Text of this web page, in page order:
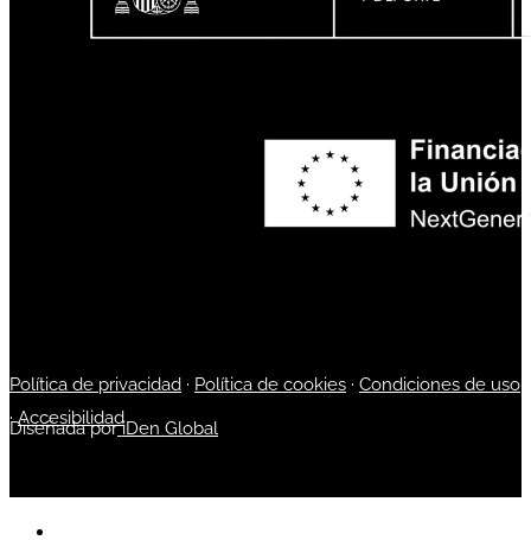
Política de privacidad · Política de cookies · Condiciones de uso
·Accesibilidad
Diseñada poriDen Global